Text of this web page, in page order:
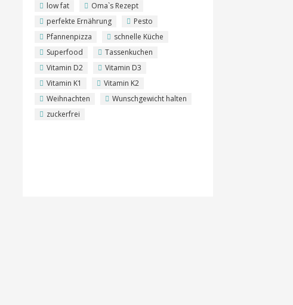
low fat
Oma`s Rezept
perfekte Ernährung
Pesto
Pfannenpizza
schnelle Küche
Superfood
Tassenkuchen
Vitamin D2
Vitamin D3
Vitamin K1
Vitamin K2
Weihnachten
Wunschgewicht halten
zuckerfrei